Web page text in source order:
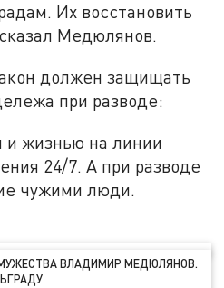
Их восстановить
Медюлянов.
должен защищать
при разводе:
и жизнью на линии
24/7. А при разводе
чужими люди.
ВЛАДИМИР МЕДЮЛЯНОВ.